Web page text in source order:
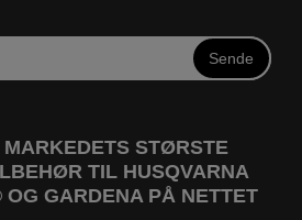
Sende
STØRSTE
TIL HUSQVARNA
GARDENA PÅ NETTET